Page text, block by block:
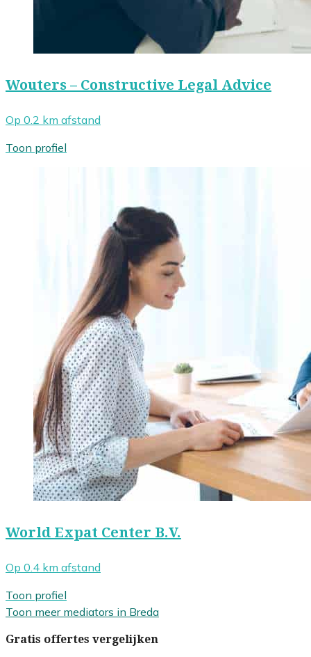
Wouters – Constructive Legal Advice
Op 0.2 km afstand
Toon profiel
World Expat Center B.V.
Op 0.4 km afstand
Toon profiel
Toon meer mediators in Breda
Gratis offertes vergelijken